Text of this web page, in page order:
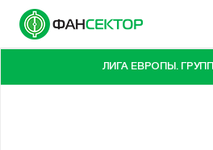
ЛИГА ЕВРОПЫ.